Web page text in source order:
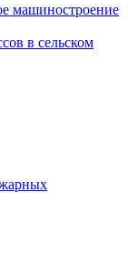
машиностроение
в сельском